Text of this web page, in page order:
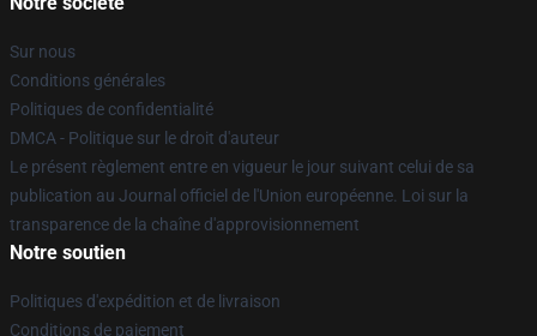
Sur nous
Conditions générales
Politiques de confidentialité
DMCA - Politique sur le droit d'auteur
Le présent règlement entre en vigueur le jour suivant celui de sa
publication au Journal officiel de l'Union européenne. Loi sur la
transparence de la chaîne d'approvisionnement
Notre soutien
Politiques d'expédition et de livraison
Conditions de paiement